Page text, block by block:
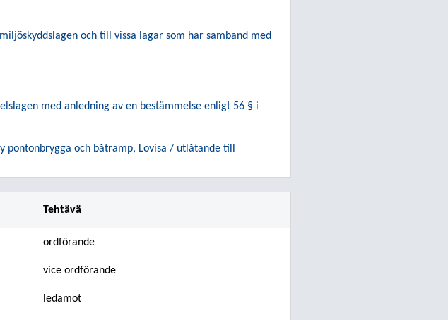
och till vissa lagar som har samband med
med anledning av en bestämmelse enligt 56 § i
pontonbrygga och båtramp, Lovisa / utlåtande till
Tehtävä
ordförande
vice ordförande
ledamot